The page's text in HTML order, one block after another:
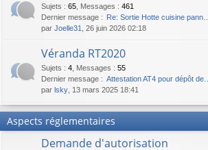
Sujets : 65 Messages : 461
Dernier message : Re: Sortie Hotte cuisine pann…
par Joelle31 , 26 juin 2026 02:18
Véranda RT2020
Sujets : 4 Messages : 55
Dernier message : Attestation AT4 pour dépôt de…
par lsky , 13 mars 2025 18:41
Aspects réglementaires
Demande d'autorisation